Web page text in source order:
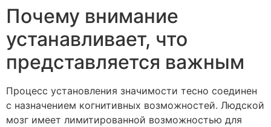
Почему внимание
устанавливает, что
представляется важным
Процесс установления значимости тесно соединен
с назначением когнитивных возможностей. Людской
мозг имеет лимитированной возможностью для